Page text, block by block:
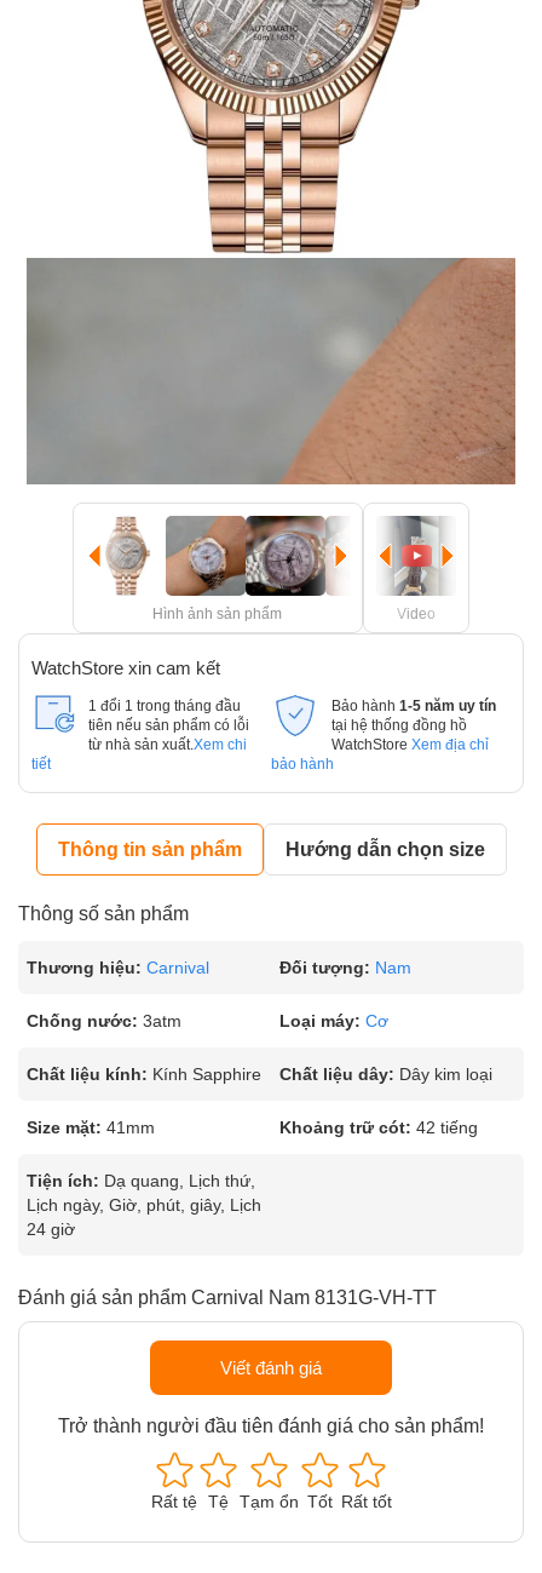
Hình ảnh sản phẩm Video
WatchStore xin cam kết
1 đổi 1 trong tháng đầu
tiên nếu sản phẩm có lỗi
từ nhà sản xuất. Xem chi
tiết
Bảo hành 1-5 năm uy tín
tại hệ thống đồng hồ
WatchStore Xem địa chỉ
bảo hành
Thông tin sản phẩm Hướng dẫn chọn size
Thông số sản phẩm
Thương hiệu: Carnival Đối tượng: Nam
Chống nước: 3atm Loại máy: Cơ
Chất liệu kính: Kính Sapphire Chất liệu dây: Dây kim loại
Size mặt: 41mm Khoảng trữ cót: 42 tiếng
Tiện ích: Dạ quang, Lịch thứ,
Lịch ngày, Giờ, phút, giây, Lịch
24 giờ
Đánh giá sản phẩm Carnival Nam 8131G-VH-TT
Viết đánh giá
Trở thành người đầu tiên đánh giá cho sản phẩm!
Rất tệ Tệ Tạm ổn Tốt Rất tốt